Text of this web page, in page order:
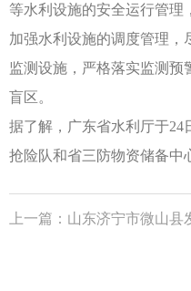
等水利设施的安全运行管理
加强水利设施的调度管理，
监测设施，严格落实监测预
盲区。
据了解，广东省水利厅于
抢险队和省三防物资储备中
上一篇： 山东济宁市微山县